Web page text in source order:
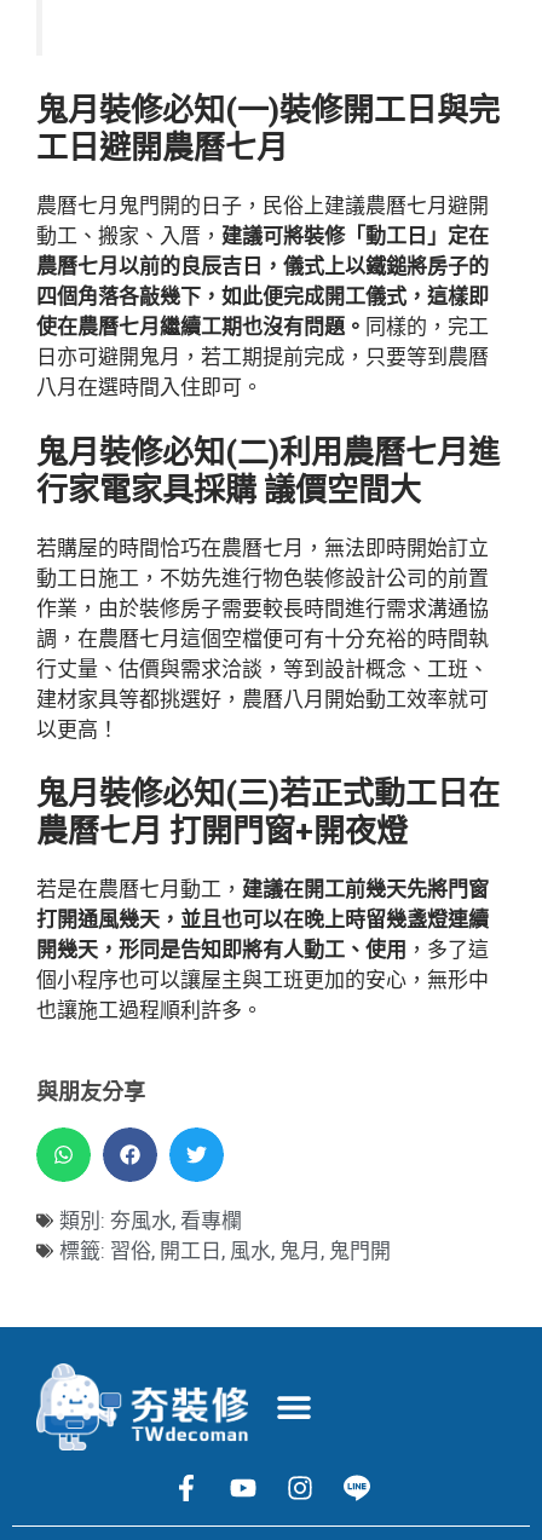
鬼月裝修必知(一)裝修開工日與完
工日避開農曆七月
農曆七月鬼門開的日子，民俗上建議農曆七月避開
動工、搬家、入厝， 建議可將裝修「動工日」定在
農曆七月以前的良辰吉日，儀式上以鐵鎚將房子的
四個角落各敲幾下，如此便完成開工儀式，這樣即
使在農曆七月繼續工期也沒有問題。 同樣的，完工
日亦可避開鬼月，若工期提前完成，只要等到農曆
八月在選時間入住即可。
鬼月裝修必知(二)利用農曆七月進
行家電家具採購 議價空間大
若購屋的時間恰巧在農曆七月，無法即時開始訂立
動工日施工，不妨先進行物色裝修設計公司的前置
作業，由於裝修房子需要較長時間進行需求溝通協
調，在農曆七月這個空檔便可有十分充裕的時間執
行丈量、估價與需求洽談，等到設計概念、工班、
建材家具等都挑選好，農曆八月開始動工效率就可
以更高！
鬼月裝修必知(三)若正式動工日在
農曆七月 打開門窗+開夜燈
若是在農曆七月動工， 建議在開工前幾天先將門窗
打開通風幾天，並且也可以在晚上時留幾盞燈連續
開幾天，形同是告知即將有人動工、使用 ，多了這
個小程序也可以讓屋主與工班更加的安心，無形中
也讓施工過程順利許多。
與朋友分享
類別: 夯風水, 看專欄
標籤: 習俗, 開工日 , 風水, 鬼月 , 鬼門開